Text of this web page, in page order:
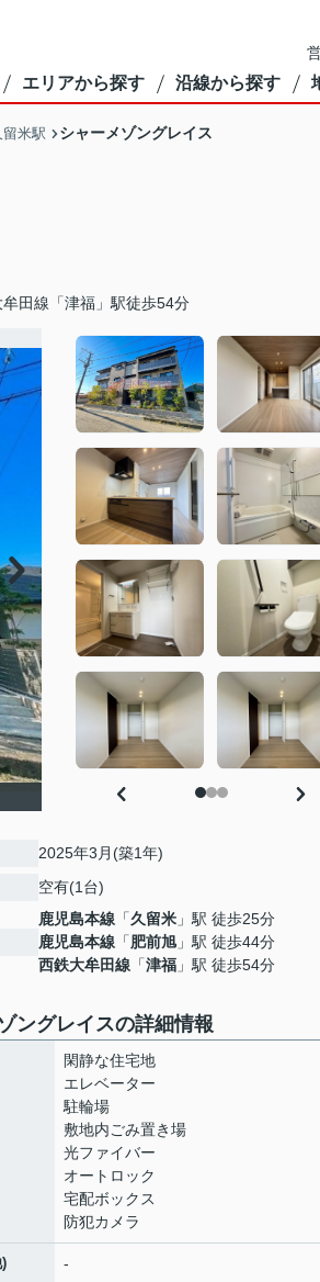
エリアから探す 沿線から探す
留米駅 シャーメゾングレイス
田線「津福」駅徒歩54分
2025年3月(築1年)
空有(1台)
鹿児島本線 「久留米 」駅 徒歩25分
鹿児島本線 「肥前旭 」駅 徒歩44分
西鉄大牟田線 「津福 」駅 徒歩54分
ングレイスの詳細情報
閑静な住宅地
エレベーター
駐輪場
敷地内ごみ置き場
光ファイバー
オートロック
宅配ボックス
防犯カメラ
-